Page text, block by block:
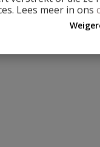
Lees meer in ons